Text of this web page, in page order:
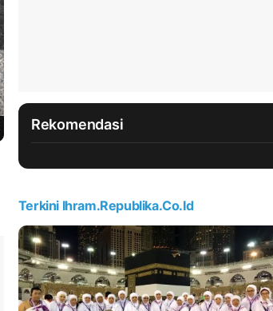
Rekomendasi
Terkini Ihram.republika.co.id